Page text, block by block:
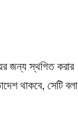
জন্য স্থগিত করার
থাকবে, সেটি বলা